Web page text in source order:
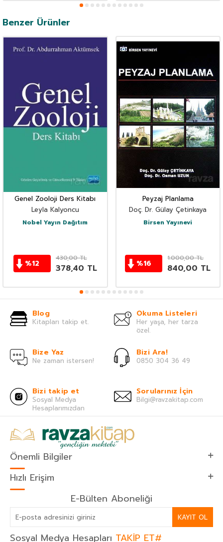
Benzer Ürünler
Genel Zooloji Ders Kitabı
Leyla Kalyoncu
Nobel Yayın Dağıtım
%12
430,00TL
378,40 TL
Peyzaj Planlama
Doç. Dr. Gülay Çetinkaya
Birsen Yayınevi
%16
1.000,00TL
840,00 TL
Blog
Kitapları takip et.
Okuma Listeleri
Her yaşa, her tarza
özel.
Bize Yaz
Ne zaman istersen!
Bizi Ara!
0850 304 36 49
Bizi takip et
Sosyal Medya
Hesaplarımızdan
Sorularınız İçin
Bilgi@ravzakitap.com
Önemli Bilgiler
Hızlı Erişim
E-Bülten Aboneliği
KAYIT OL
Sosyal Medya Hesapları TAKİP ET#